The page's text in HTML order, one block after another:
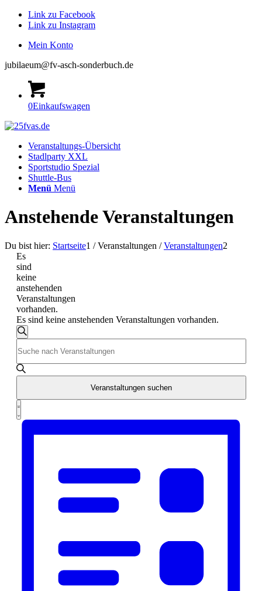
Link zu Facebook
Link zu Instagram
Mein Konto
jubilaeum@fv-asch-sonderbuch.de
0Einkaufswagen
Veranstaltungs-Übersicht
Stadlparty XXL
Sportstudio Spezial
Shuttle-Bus
Menü Menü
Anstehende Veranstaltungen
Du bist hier: Startseite1 / Veranstaltungen / Veranstaltungen2
Es
sind
keine
anstehenden
Veranstaltungen
vorhanden.
Es sind keine anstehenden Veranstaltungen vorhanden.
Veranstaltungen
Suche
und
Ansichten,
Navigation
Suche
Schlüsselwort
eingeben.
Suche
Veranstaltungen
Schlüsselwort.
Veranstaltungen suchen
Veranstaltung
Ansichten-
Liste